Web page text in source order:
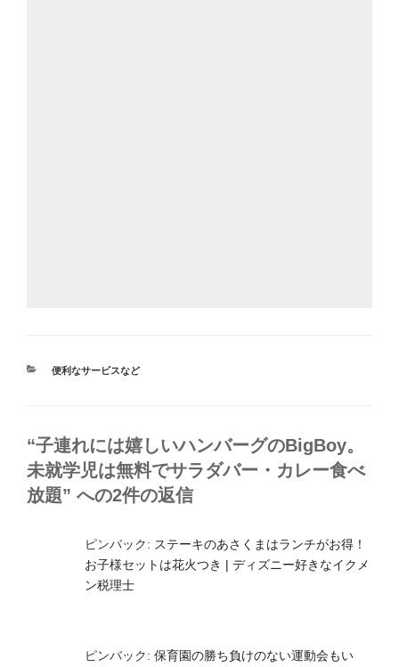
カ
便利なサービスなど
“子連れには嬉しいハンバーグのBigBoy。
未就学児は無料でサラダバー・カレー食べ
放題” への2件の返信
ピンバック: ステーキのあさくまはランチがお得！
お子様セットは花火つき | ディズニー好きなイクメ
ン税理士
ピンバック: 保育園の勝ち負けのない運動会もい